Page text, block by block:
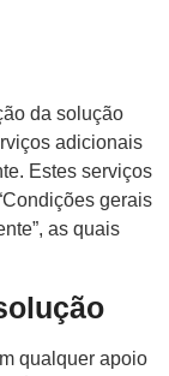
da solução
adicionais
Estes serviços
gerais
as quais
qualquer apoio